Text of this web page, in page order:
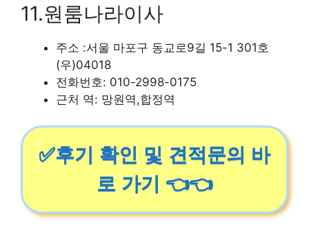
11.원룸나라이사
주소 :서울 마포구 동교로9길 15-1 301호
(우)04018
전화번호: 010-2998-0175
근처 역: 망원역,합정역
✅후기 확인 및 견적문의 바
로 가기 👈👈